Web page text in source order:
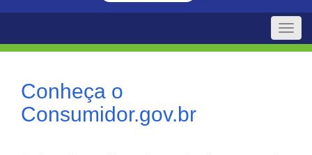
Toggle
Conheça o
Consumidor.gov.br